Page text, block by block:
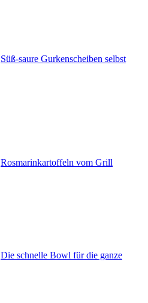
Süß-saure Gurkenscheiben selbst
Rosmarinkartoffeln vom Grill
Die schnelle Bowl für die ganze